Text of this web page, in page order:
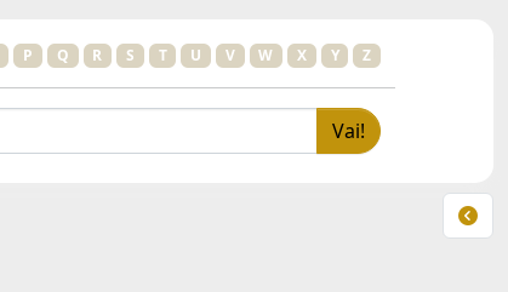
P Q R S T U V W X Y Z